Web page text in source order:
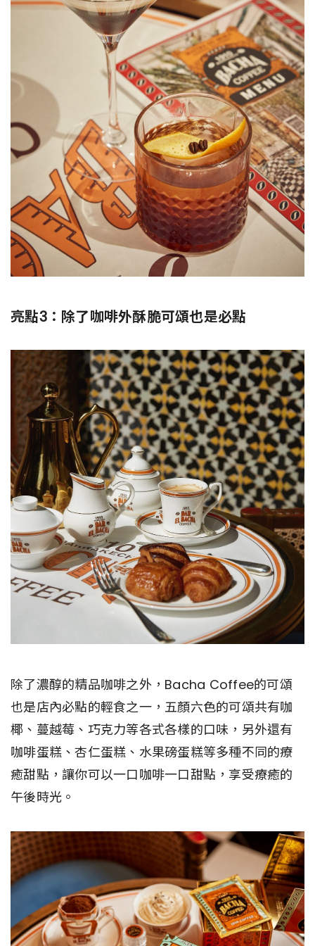
亮點3：除了咖啡外酥脆可頌也是必點
除了濃醇的精品咖啡之外，Bacha Coffee的可頌
也是店內必點的輕食之一，五顏六色的可頌共有咖
椰、蔓越莓、巧克力等各式各樣的口味，另外還有
咖啡蛋糕、杏仁蛋糕、水果磅蛋糕等多種不同的療
癒甜點，讓你可以一口咖啡一口甜點，享受療癒的
午後時光。